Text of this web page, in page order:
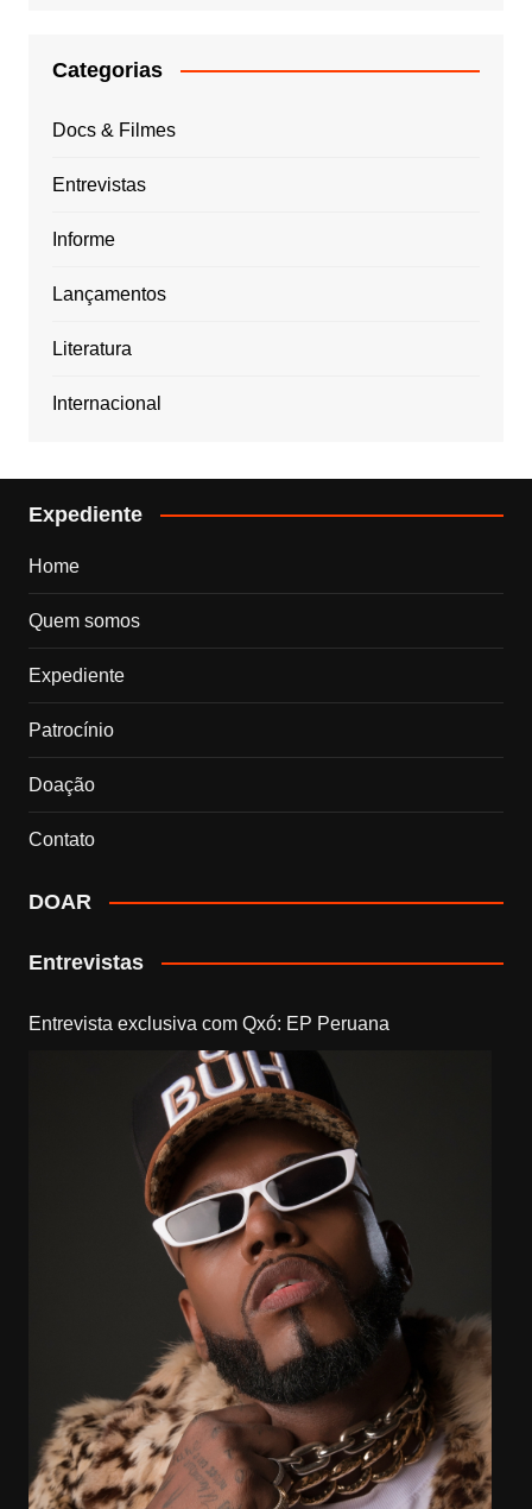
Categorias
Docs & Filmes
Entrevistas
Informe
Lançamentos
Literatura
Internacional
Expediente
Home
Quem somos
Expediente
Patrocínio
Doação
Contato
DOAR
Entrevistas
Entrevista exclusiva com Qxó: EP Peruana